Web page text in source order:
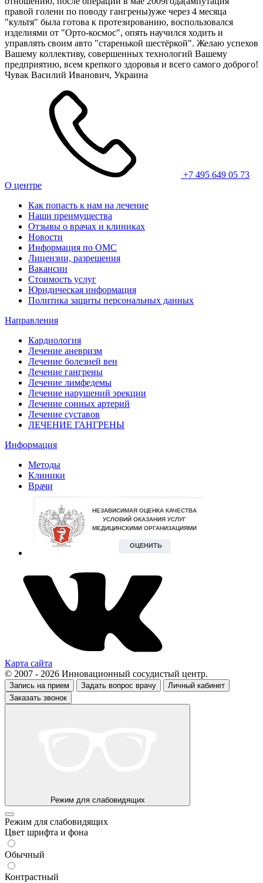
правой голени по поводу гангрены)уже через 4 месяца
"культя" была готова к протезированию, воспользовался
изделиями от "Орто-космос", опять научился ходить и
управлять своим авто "старенькой шестёркой". Желаю успехов
Вашему коллективу, совершенных технологий Вашему
предприятию, всем крепкого здоровья и всего самого доброго!
Чувак Василий Иванович, Украина
+7 495 649 05 73
О центре
Как попасть к нам на лечение
Наши преимущества
Отзывы о врачах и клиниках
Новости
Информация по ОМС
Лицензии, разрешения
Вакансии
Стоимость услуг
Юридическая информация
Политика защиты персональных данных
Направления
Кардиология
Лечение аневризм
Лечение болезней вен
Лечение гангрены
Лечение лимфедемы
Лечение нарушений эрекции
Лечение сонных артерий
Лечение суставов
ЛЕЧЕНИЕ ГАНГРЕНЫ
Информация
Методы
Клиники
Врачи
Карта сайта
© 2007 - 2026 Инновационный сосудистый центр.
Запись на прием Задать вопрос врачу
Личный кабинет
Заказать звонок
Режим для слабовидящих
Режим для слабовидящих
Цвет шрифта и фона
Обычный
Контрастный